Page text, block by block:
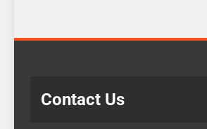
Contact Us